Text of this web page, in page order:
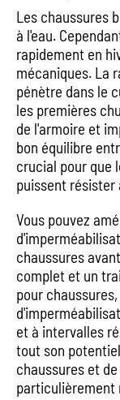
Les chaussures
à l'eau.
rapidement en
mécaniques. La
pénètre dans le
les premières
de l'armoire et
bon équilibre
crucial pour que
puissent résister
Vous pouvez
chaussures
complet et un
pour
et à intervalles
tout son
chaussures et
particulièrement